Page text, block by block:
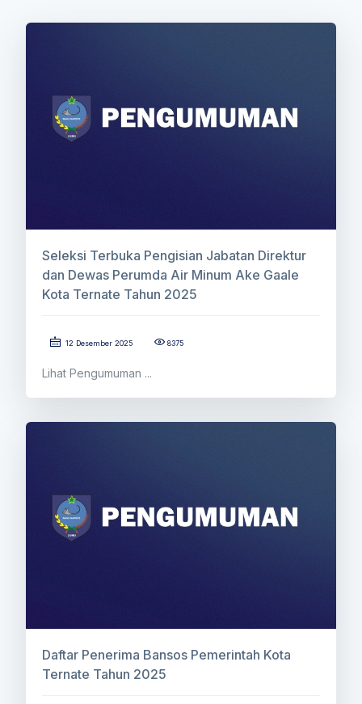
Seleksi Terbuka Pengisian Jabatan Direktur
dan Dewas Perumda Air Minum Ake Gaale
Kota Ternate Tahun 2025
12 Desember 2025 8375
Lihat Pengumuman ...
Daftar Penerima Bansos Pemerintah Kota
Ternate Tahun 2025